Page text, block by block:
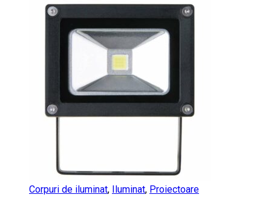
Corpuri de iluminat, Iluminat, Proiectoare